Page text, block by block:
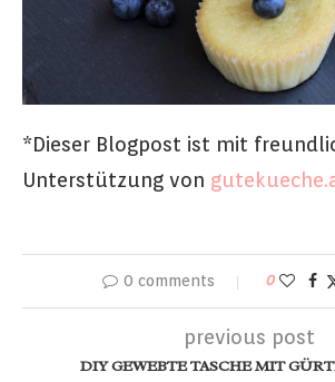
*Dieser Blogpost ist mit
Unterstützung von
0 comments 0
previous post
DIY GEWEBTE TASCHE MIT